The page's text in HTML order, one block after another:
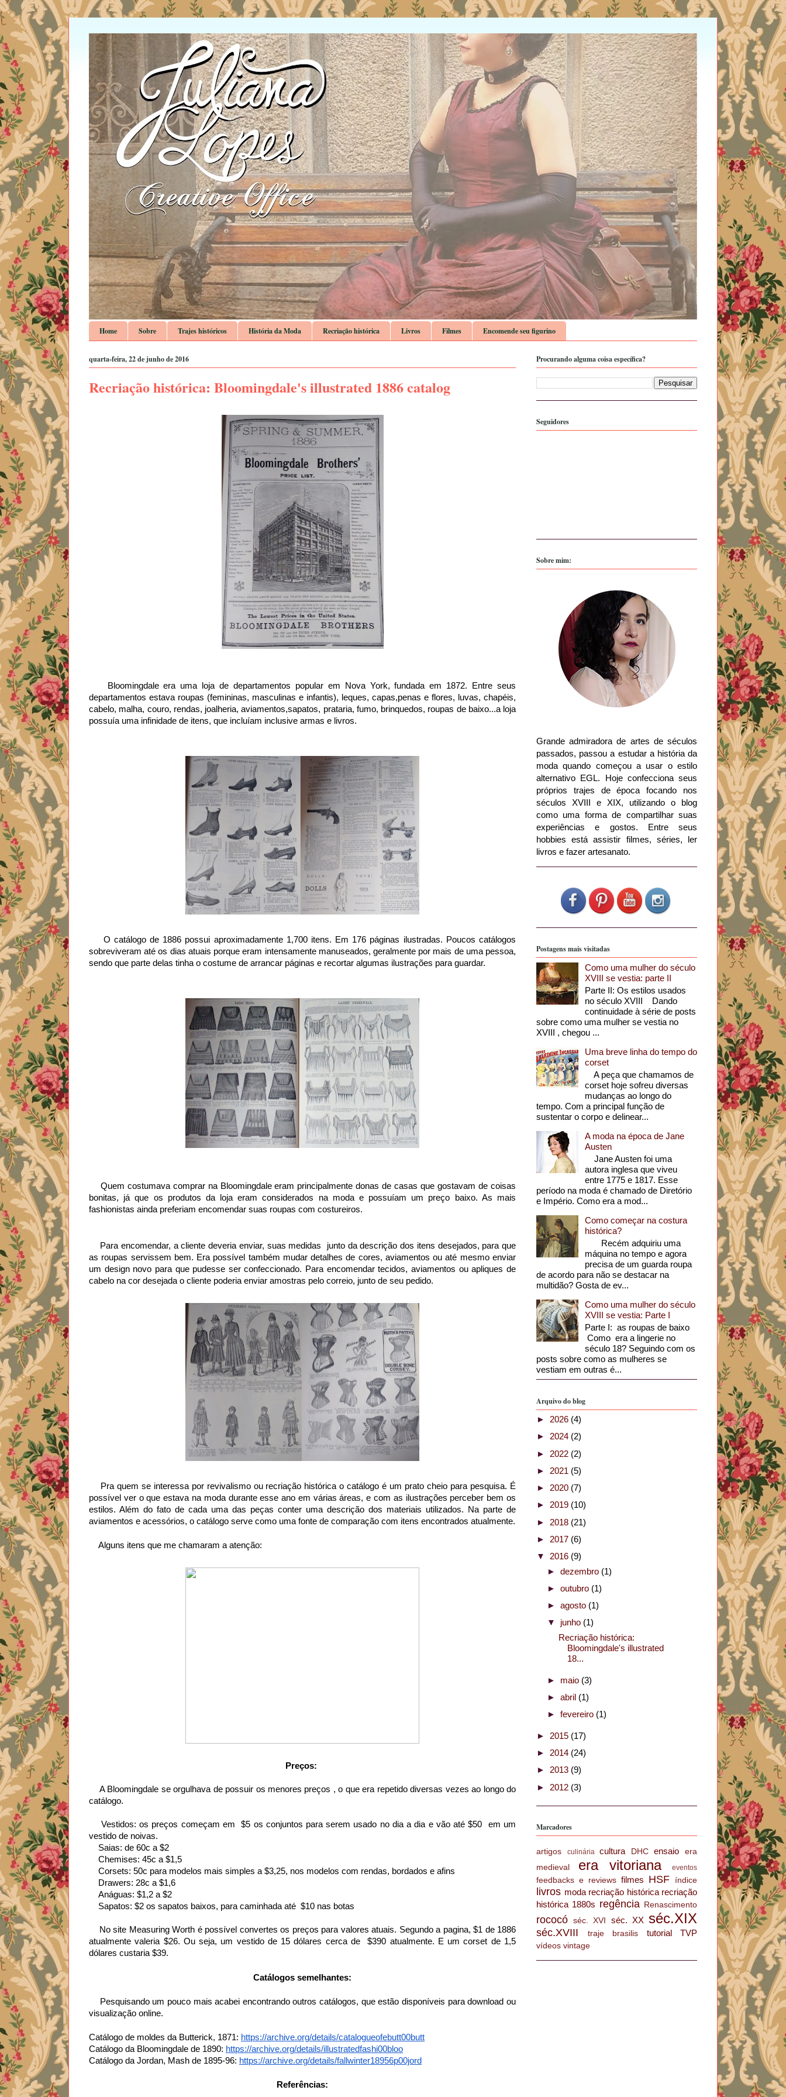
Home Sobre Trajes históricos História da Moda Recriação histórica Livros Filmes Encomende seu figurino
quarta-feira, 22 de junho de 2016
Recriação histórica: Bloomingdale's illustrated 1886 catalog
departamentos estava roupas (femininas, masculinas e infantis), leques, capas,penas e flores, luvas, chapéis,
cabelo, malha, couro, rendas, joalheria, aviamentos,sapatos, prataria, fumo, brinquedos, roupas de baixo...a loja
possuía uma infinidade de itens, que incluíam inclusive armas e livros.
sobreviveram até os dias atuais porque eram intensamente manuseados, geralmente por mais de uma pessoa,
sendo que parte delas tinha o costume de arrancar páginas e recortar algumas ilustrações para guardar.
bonitas, já que os produtos da loja eram considerados na moda e possuíam um preço baixo. As mais
fashionistas ainda preferiam encomendar suas roupas com costureiros.
as roupas servissem bem. Era possível também mudar detalhes de cores, aviamentos ou até mesmo enviar
um design novo para que pudesse ser confeccionado. Para encomendar tecidos, aviamentos ou apliques de
cabelo na cor desejada o cliente poderia enviar amostras pelo correio, junto de seu pedido.
possível ver o que estava na moda durante esse ano em várias áreas, e com as ilustrações perceber bem os
estilos. Além do fato de cada uma das peças conter uma descrição dos materiais utilizados. Na parte de
aviamentos e acessórios, o catálogo serve como uma fonte de comparação com itens encontrados atualmente.
    Alguns itens que me chamaram a atenção:
Preços:
catálogo.
vestido de noivas.
    Saias: de 60c a $2
    Chemises: 45c a $1,5
    Corsets: 50c para modelos mais simples a $3,25, nos modelos com rendas, bordados e afins
    Drawers: 28c a $1,6
    Anáguas: $1,2 a $2
    Sapatos: $2 os sapatos baixos, para caminhada até  $10 nas botas
atualmente valeria $26. Ou seja, um vestido de 15 dólares cerca de  $390 atualmente. E um corset de 1,5
dólares custaria $39.
Catálogos semelhantes:
visualização online.
Catálogo de moldes da Butterick, 1871: https://archive.org/details/catalogueofebutt00butt
Catálogo da Bloomingdale de 1890: https://archive.org/details/illustratedfashi00bloo
Catálogo da Jordan, Mash de 1895-96: https://archive.org/details/fallwinter18956p00jord
Referências:
Procurando alguma coisa específica?
Seguidores
Sobre mim:
Grande admiradora de artes de séculos
passados, passou a estudar a história da
moda quando começou a usar o estilo
alternativo EGL. Hoje confecciona seus
próprios trajes de época focando nos
séculos XVIII e XIX, utilizando o blog
como uma forma de compartilhar suas
experiências e gostos. Entre seus
hobbies está assistir filmes, séries, ler
livros e fazer artesanato.
Postagens mais visitadas
Como uma mulher do século
XVIII se vestia: parte II
Parte II: Os estilos usados
no século XVIII Dando
continuidade à série de posts
sobre como uma mulher se vestia no
XVIII , chegou ...
Uma breve linha do tempo do
corset
A peça que chamamos de
corset hoje sofreu diversas
mudanças ao longo do
tempo. Com a principal função de
sustentar o corpo e delinear...
A moda na época de Jane
Austen
Jane Austen foi uma
autora inglesa que viveu
entre 1775 e 1817. Esse
período na moda é chamado de Diretório
e Império. Como era a mod...
Como começar na costura
histórica?
Recém adquiriu uma
máquina no tempo e agora
precisa de um guarda roupa
de acordo para não se destacar na
multidão? Gosta de ev...
Como uma mulher do século
XVIII se vestia: Parte I
Parte I: as roupas de baixo
Como era a lingerie no
século 18? Seguindo com os
posts sobre como as mulheres se
vestiam em outras é...
Arquivo do blog
► 2026 (4)
► 2024 (2)
► 2022 (2)
► 2021 (5)
► 2020 (7)
► 2019 (10)
► 2018 (21)
► 2017 (6)
▼ 2016 (9)
► dezembro (1)
► outubro (1)
► agosto (1)
▼ junho (1)
Recriação histórica:
Bloomingdale's illustrated
18...
► maio (3)
► abril (1)
► fevereiro (1)
► 2015 (17)
► 2014 (24)
► 2013 (9)
► 2012 (3)
Marcadores
artigos culinária cultura DHC ensaio
era
medieval
era vitoriana eventos
feedbacks e reviews filmes HSF índice
livros moda recriação histórica recriação
histórica 1880s regência Renascimento
rococó séc. XVI séc. XX séc.XIX
séc.XVIII traje brasilis tutorial TVP
vídeos vintage